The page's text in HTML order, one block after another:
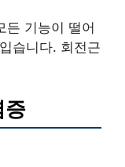
든 기능이 떨어
습니다. 회전근
증